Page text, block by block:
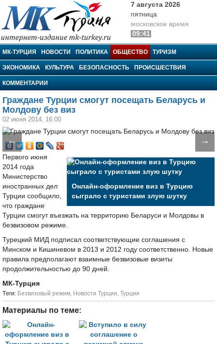
МК-Турция
7 августа 2026
пятница
московское время
09:41
МК-ТУРЦИЯ НОВОСТИ ПОЛИТИКА ОБЩЕСТВО ТУРИЗМ
ЭКОНОМИКА КУЛЬТУРА БЕЗОПАСНОСТЬ ПРОИСШЕСТВИЯ
КОММЕНТАРИИ
Граждане Турции смогут посещать Беларусь и
Молдову без виз
02 июня 2014, 16:00
← →
Онлайн-оформление виз в Турцию
сыграло с туристами злую шутку
Первого июня
2014 года
Министерство
иностранных дел
Турции сообщило,
что граждане
Турции смогут въезжать на территорию Беларуси и Молдовы в
безвизовом режиме.
Турецкий МИД подписал соответствующие соглашения с
Минском и Кишиневом в 2013 и 2012 году соответственно. Новые
правила предполагают взаимные безвизовые визиты
продолжительностью до 90 дней.
МК-Турция
Tеги: Безвизовый режим, Новости Турции, Турция
Материалы по теме: